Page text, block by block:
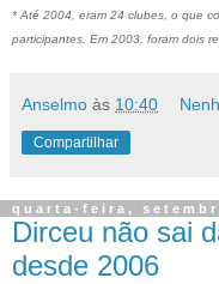
* Até 2004, eram 24 clubes, o que
participantes. Em 2003, foram dois
Anselmo às 10:40
Compartilhar
quarta-feira,
Dirceu não sai
desde 2006